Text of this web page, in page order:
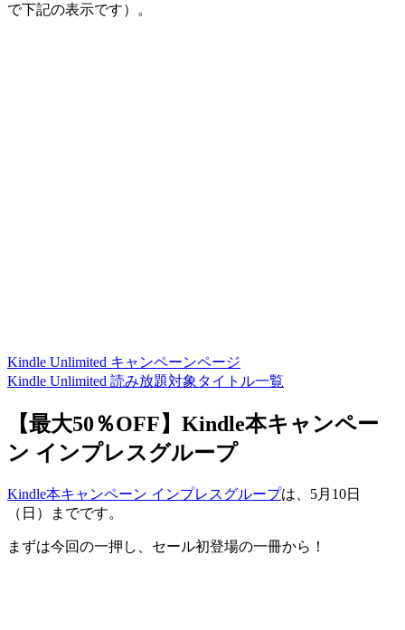
で下記の表示です）。
Kindle Unlimited キャンペーンページ
Kindle Unlimited 読み放題対象タイトル一覧
【最大50％OFF】Kindle本キャンペー
ン インプレスグループ
Kindle本キャンペーン インプレスグループは、5月10日
（日）までです。
まずは今回の一押し、セール初登場の一冊から！